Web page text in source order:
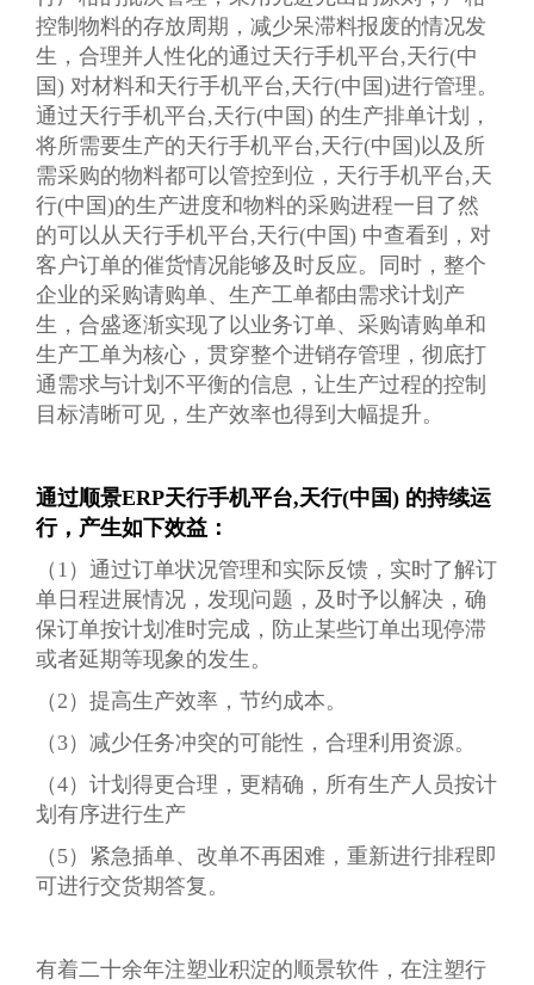
控制物料的存放周期，减少呆滞料报废的情况发
生，合理并人性化的通过天行手机平台,天行(中
国) 对材料和天行手机平台,天行(中国)进行管理。
通过天行手机平台,天行(中国) 的生产排单计划，
将所需要生产的天行手机平台,天行(中国)以及所
需采购的物料都可以管控到位，天行手机平台,天
行(中国)的生产进度和物料的采购进程一目了然
的可以从天行手机平台,天行(中国) 中查看到，对
客户订单的催货情况能够及时反应。同时，整个
企业的采购请购单、生产工单都由需求计划产
生，合盛逐渐实现了以业务订单、采购请购单和
生产工单为核心，贯穿整个进销存管理，彻底打
通需求与计划不平衡的信息，让生产过程的控制
目标清晰可见，生产效率也得到大幅提升。
通过顺景ERP天行手机平台,天行(中国) 的持续运
行，产生如下效益：
（1）通过订单状况管理和实际反馈，实时了解订
单日程进展情况，发现问题，及时予以解决，确
保订单按计划准时完成，防止某些订单出现停滞
或者延期等现象的发生。
（2）提高生产效率，节约成本。
（3）减少任务冲突的可能性，合理利用资源。
（4）计划得更合理，更精确，所有生产人员按计
划有序进行生产
（5）紧急插单、改单不再困难，重新进行排程即
可进行交货期答复。
有着二十余年注塑业积淀的顺景软件，在注塑行